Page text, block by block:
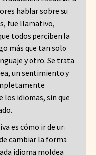
hablar sobre su
fue llamativo,
todos perciben la
más que tan solo
y otro. Se trata
un sentimiento y
los idiomas, sin que
es cómo ir de un
cambiar la forma
idioma moldea